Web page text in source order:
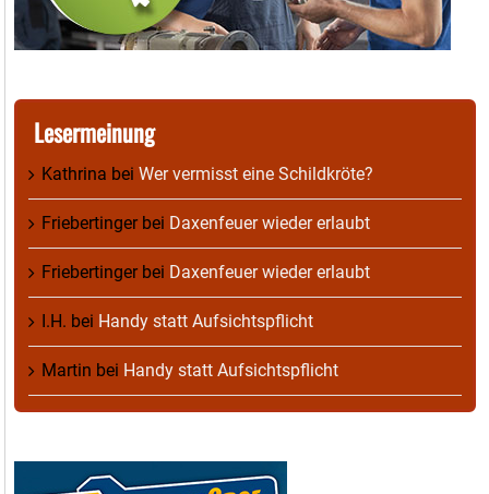
Lesermeinung
Kathrina bei Wer vermisst eine Schildkröte?
Friebertingerbei Daxenfeuer wieder erlaubt
Friebertingerbei Daxenfeuer wieder erlaubt
I.H. bei Handy statt Aufsichtspflicht
Martin bei Handy statt Aufsichtspflicht